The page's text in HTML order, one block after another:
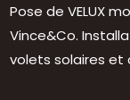
Pose de VELUX
Vince&Co.
volets solaires et